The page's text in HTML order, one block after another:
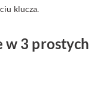
klucza.
3